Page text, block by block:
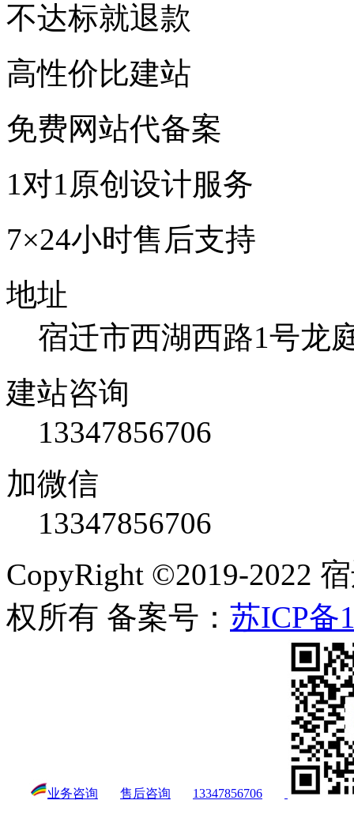
不达标就退款
高性价比建站
免费网站代备案
1对1原创设计服务
7×24小时售后支持
地址
宿迁市西湖西路1号龙
建站咨询
13347856706
加微信
13347856706
CopyRight ©2019-2022
权所有 备案号： 苏ICP备
业务咨询 售后咨询 13347856706